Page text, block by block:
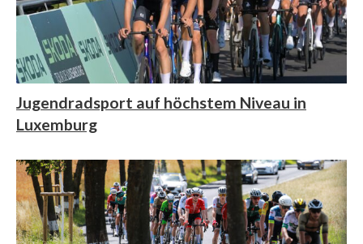
Jugendradsport auf höchstem Niveau in
Luxemburg